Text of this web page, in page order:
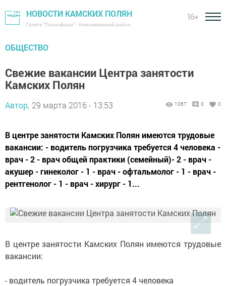
НОВОСТИ КАМСКИХ ПОЛЯН
Газета "Посинформ" - Нижнекамский район
16+
ОБЩЕСТВО
Свежие вакансии Центра занятости
Камских Полян
Автор, 29 марта 2016 - 13:53 1067 0 0
В центре занятости Камских Полян имеются трудовые
вакансии: - водитель погрузчика требуется 4 человека -
врач - 2 - врач общей практики (семейный)- 2 - врач -
акушер - гинеколог - 1 - врач - офтальмолог - 1 - врач -
рентгенолог - 1 - врач - хирург - 1...
В центре занятости Камских Полян имеются трудовые
вакансии:
- водитель погрузчика требуется 4 человека